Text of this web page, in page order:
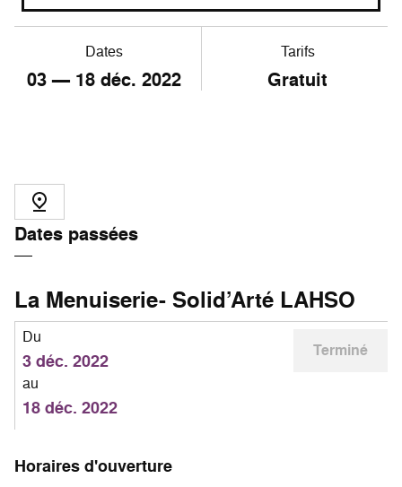
Dates
03— 18 déc. 2022
Tarifs
Gratuit
Dates passées
La Menuiserie- Solid’Arté LAHSO
Du
3 déc. 2022
au
18 déc. 2022
Terminé
Horaires d'ouverture